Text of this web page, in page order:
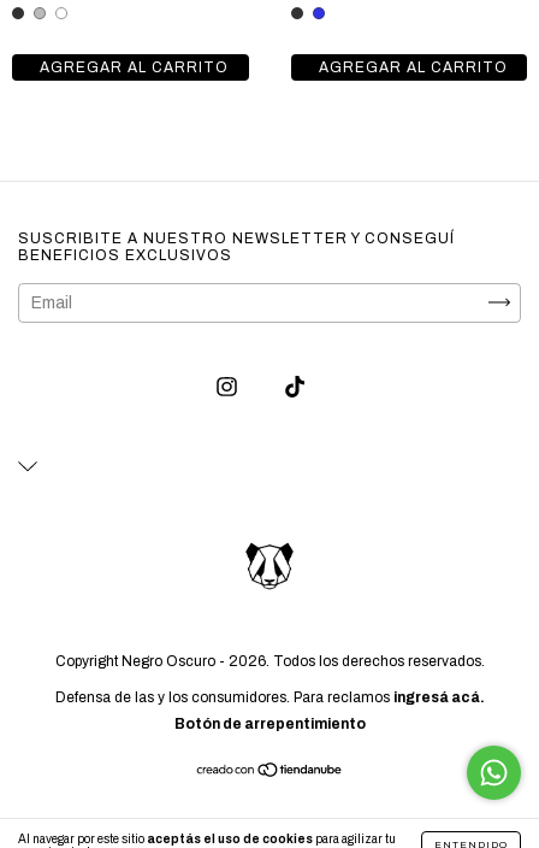
Al navegar por este sitio aceptás el uso de cookies para agilizar tu
ENTENDIDO
SUSCRIBITE A NUESTRO NEWSLETTER Y CONSEGUÍ
BENEFICIOS EXCLUSIVOS
Copyright Negro Oscuro - 2026. Todos los derechos reservados.
Defensa de las y los consumidores. Para reclamos ingresá acá.
Botón de arrepentimiento